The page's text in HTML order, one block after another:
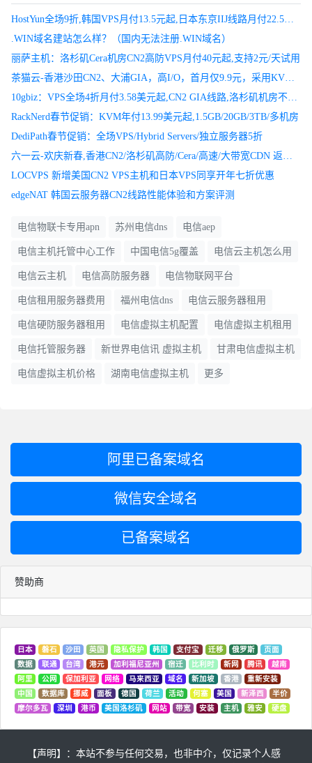
.WIN域名建站怎么样？（国内无法注册.WIN域名）
丽萨主机：洛杉矶Cera机房CN2高防VPS月付40元起,支持2元/天试用
RackNerd春节促销：KVM年付13.99美元起,1.5GB/20GB/3TB/多机房
DediPath春节促销：全场VPS/Hybrid Servers/独立服务器5折
LOCVPS 新增美国CN2 VPS主机和日本VPS同享开年七折优惠
edgeNAT 韩国云服务器CN2线路性能体验和方案评测
电信物联卡专用apn 苏州电信dns 电信aep
电信主机托管中心工作 中国电信5g覆盖 电信云主机怎么用
电信云主机 电信高防服务器 电信物联网平台
电信租用服务器费用 福州电信dns 电信云服务器租用
电信硬防服务器租用 电信虚拟主机配置 电信虚拟主机租用
电信托管服务器 新世界电信讯 虚拟主机 甘肃电信虚拟主机
电信虚拟主机价格 湖南电信虚拟主机 更多
阿里已备案域名
微信安全域名
已备案域名
赞助商
日本 磐石 沙田 英国 隐私保护 韩国 支付宝 迁移 俄罗斯
页面
数据
联通 台湾 港元 加利福尼亚州 宿迁 比利时 新网 腾讯
越南
阿里
公网 保加利亚 网络 马来西亚 域名 新加坡 香港
重新安装
中国
数据库 挪威 面板 德国 荷兰 活动 何塞 美国 新泽西
半价
摩尔多瓦
深圳 港币 美国洛杉矶 网站 带宽 安装 主机 雅安 硬盘
【声明】：本站不参与任何交易，也非中介，仅记录个人感